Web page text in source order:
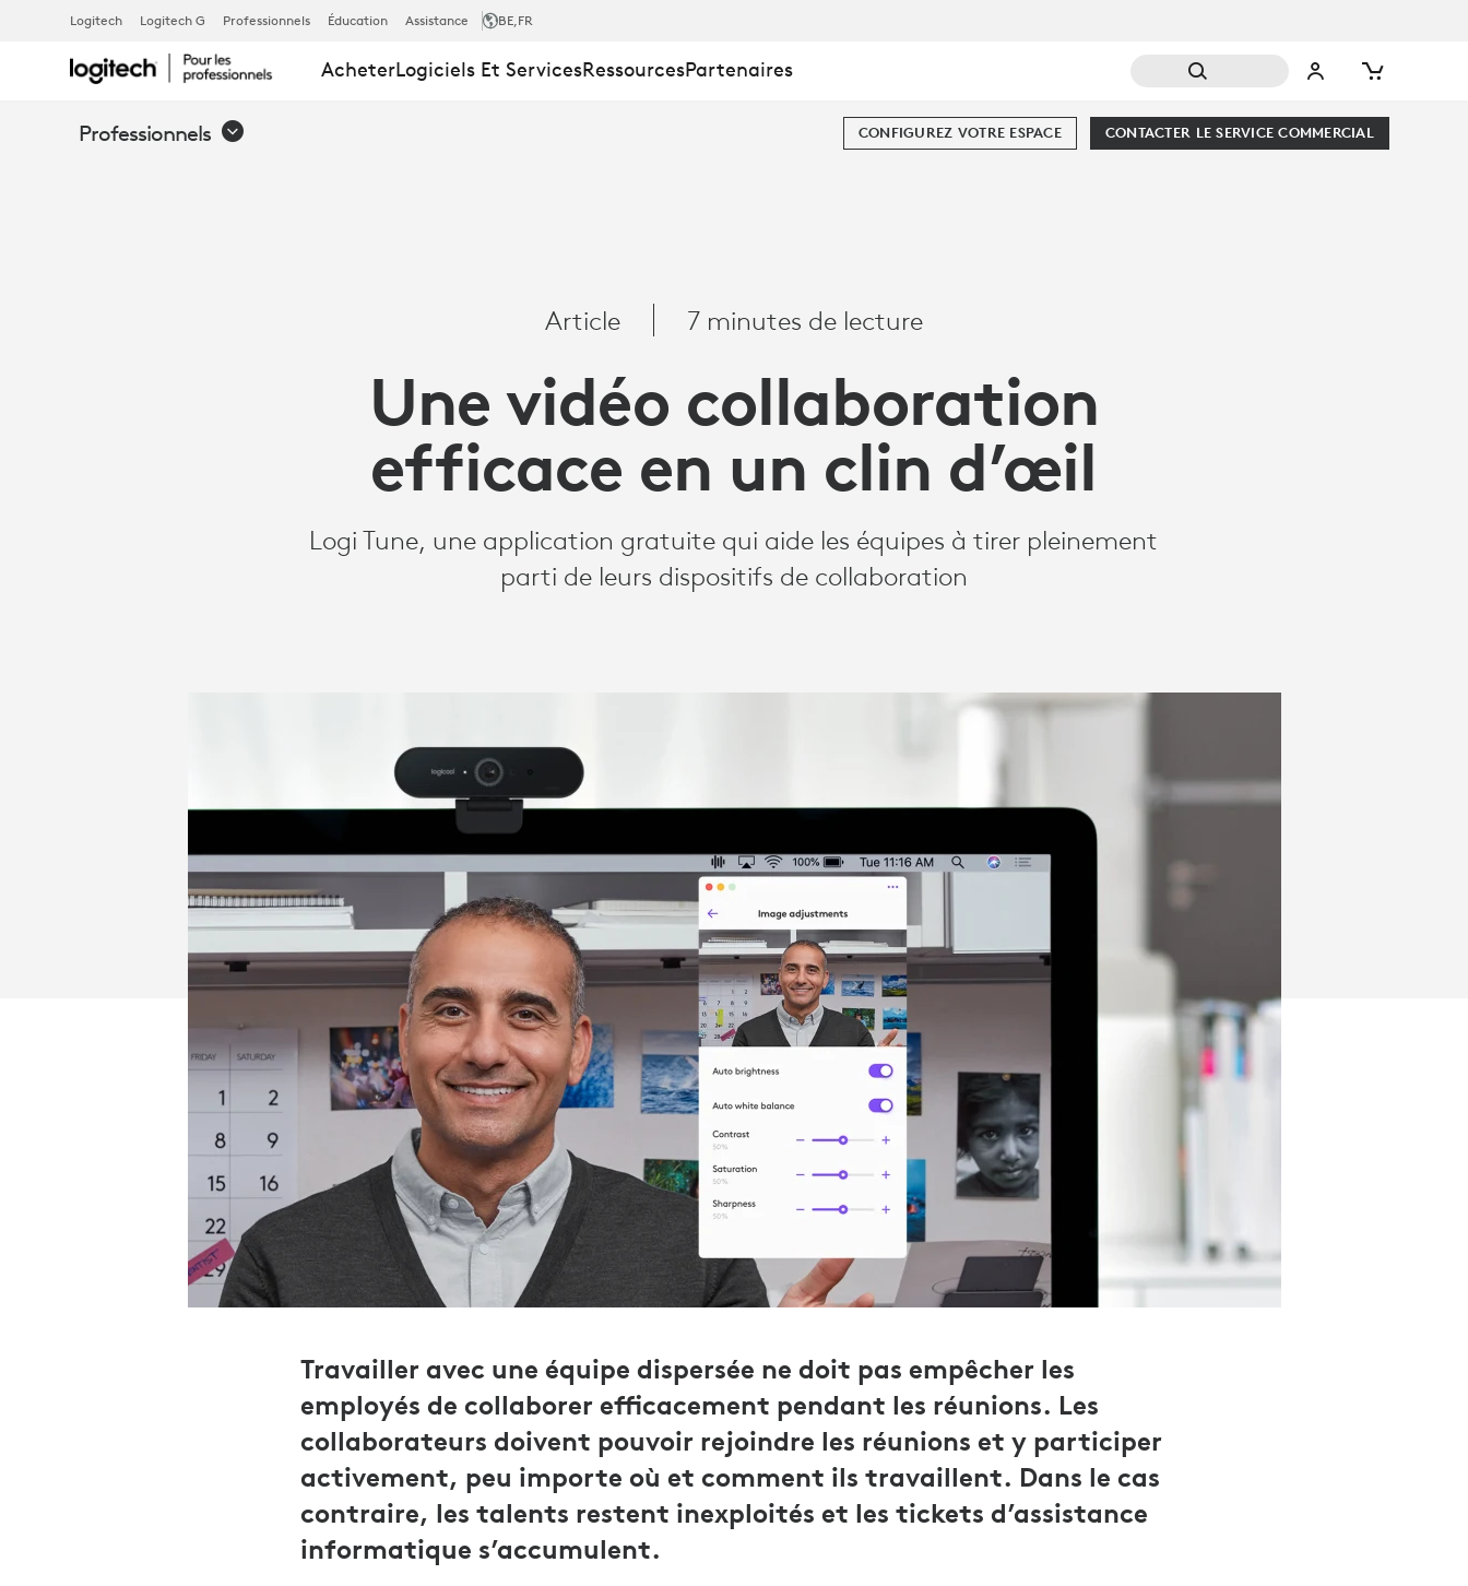
TROIS FAÇONS
DONT
VISIOCONFÉRENCE
Logitech Logitech G Professionnels Éducation Assistance BE,FR
AcheterLogiciels Et ServicesRessourcesPartenaires
Professionnels CONTACTER LE SERVICE COMMERCIAL
CONFIGUREZ VOTRE ESPACE
Article 7 minutes de lecture
Une vidéo collaboration
efficace en un clin d’œil
Logi Tune, une application gratuite qui aide les équipes à tirer pleinement
parti de leurs dispositifs de collaboration
Travailler avec une équipe dispersée ne doit pas empêcher les
employés de collaborer efficacement pendant les réunions. Les
collaborateurs doivent pouvoir rejoindre les réunions et y participer
activement, peu importe où et comment ils travaillent. Dans le cas
contraire, les talents restent inexploités et les tickets d’assistance
informatique s’accumulent.